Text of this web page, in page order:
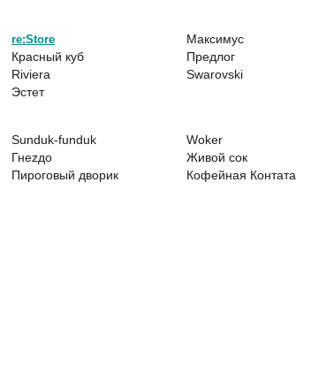
re:Store Максимус
Красный куб Предлог
Riviera Swarovski
Эстет
Sunduk-funduk Woker
Гнеzдо Живой сок
Пироговый дворик Кофейная Контата